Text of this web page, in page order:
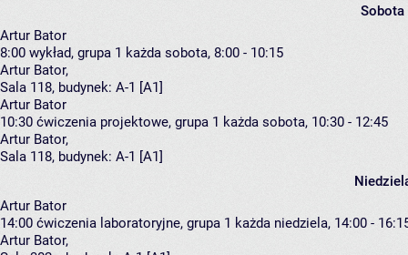
Sobota
Artur Bator
8:00 wykład, grupa 1 każda sobota, 8:00 - 10:15
Artur Bator,
Sala 118, budynek: A-1 [A1]
Artur Bator
10:30 ćwiczenia projektowe, grupa 1 każda sobota, 10:30 - 12:45
Artur Bator,
Sala 118, budynek: A-1 [A1]
Artur Bator
14:00 ćwiczenia laboratoryjne, grupa 1 każda niedziela, 14:00 -
Artur Bator,